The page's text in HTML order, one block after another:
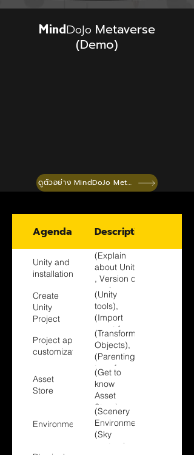
MindDoJo Metaverse
(Demo)
ดูตัวอย่าง MindDoJo Metaverse
Agenda Description
Unity and
installation
(Explain
about Unity
, Version of
each
Unity),
(Unity ,
Unity
Editor,
Visual
studio
Installation)
Create
Unity
Project
(Unity
tools),
(Import
asset from
file),(Create
new 3D
project ),
(Edit,control
scene,
control
Objects
with
Hierarchy,
Camera
Project app
customization
(Transform
Objects),
(Parenting
transform
Objests),
(Get to
know
Models),
(Get to
know
Asset
Store
(Get to
know
Asset
Store)
Environment
(Scenery
Environment),
(Sky
customization),